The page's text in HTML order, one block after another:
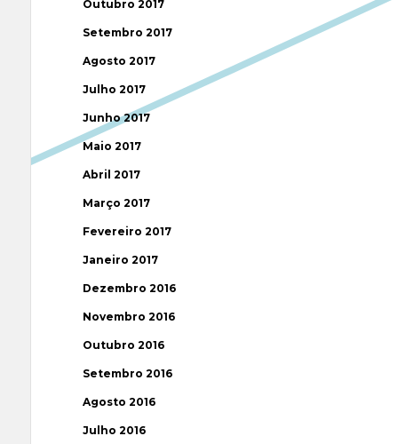
Outubro 2017
Setembro 2017
Agosto 2017
Julho 2017
Junho 2017
Maio 2017
Abril 2017
Março 2017
Fevereiro 2017
Janeiro 2017
Dezembro 2016
Novembro 2016
Outubro 2016
Setembro 2016
Agosto 2016
Julho 2016